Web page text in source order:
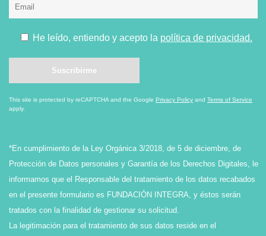
He leído, entiendo y acepto la política de privacidad.
This site is protected by reCAPTCHA and the Google Privacy Policy and Terms of Service
apply.
*En cumplimiento de la Ley Orgánica 3/2018, de 5 de diciembre, de
Protección de Datos personales y Garantía de los Derechos Digitales, le
informamos que el Responsable del tratamiento de los datos recabados
en el presente formulario es FUNDACIÓN INTEGRA, y éstos serán
tratados con la finalidad de gestionar su solicitud.
La legitimación para el tratamiento de sus datos reside en el